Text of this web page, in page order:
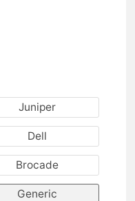
Juniper
Dell
Brocade
Generic